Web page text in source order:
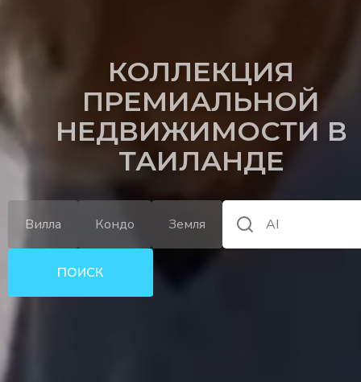
КОЛЛЕКЦИЯ
ПРЕМИАЛЬНОЙ
НЕДВИЖИМОСТИ В
ТАИЛАНДЕ
Вилла Кондо Земля
ПОИСК